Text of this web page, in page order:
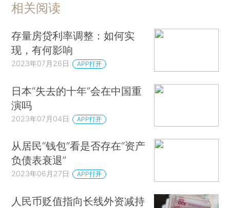
相关阅读
存量房贷利率调整：如何实
现，有何影响
2023年07月26日 APP打开
日本“失去的十年”会在中国重
演吗
2023年07月04日 APP打开
从居民“钱包”看是否存在“资产
负债表衰退”
2023年06月27日 APP打开
人民币贬值指向长线外资减持